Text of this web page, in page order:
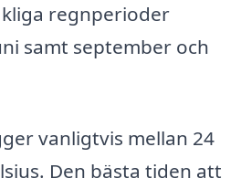
regnperioder
samt september och
vanligtvis mellan 24
Den bästa tiden att